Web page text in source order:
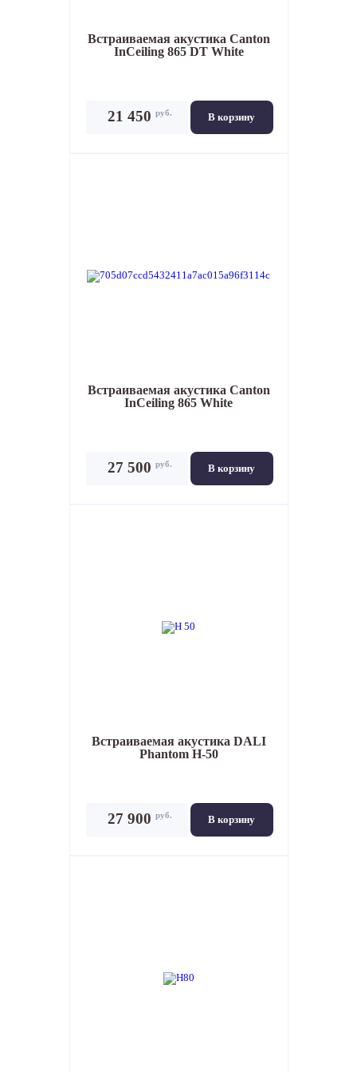
Встраиваемая акустикаCanton
InCeiling 865 DT White
В корзину
21 450 руб.
Встраиваемая акустикаCanton
InCeiling 865 White
В корзину
27 500 руб.
Встраиваемая акустикаDALI
Phantom H-50
В корзину
27 900 руб.